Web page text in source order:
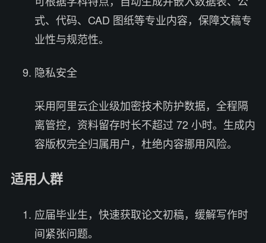
式、代码、CAD 图纸等专业内容，保障文稿专
业性与规范性。
隐私安全
采用阿里云企业级加密技术防护数据，全程隔
离管控，资料留存时长不超过 72 小时。生成内
容版权完全归属用户，杜绝内容挪用风险。
适用人群
应届毕业生，快速获取论文初稿，缓解写作时
间紧张问题。